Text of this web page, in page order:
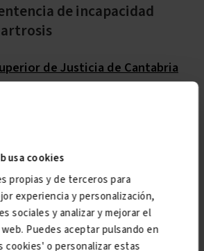
usa cookies
propias y de terceros para
experiencia y personalización,
sociales y analizar y mejorar el
Puedes aceptar pulsando en
cookies' o personalizar estas
de incapacidad
de Justicia de Cantabria
de febrero de 2013 (fuente:
por artrosis
opor artrosis se dé unagran